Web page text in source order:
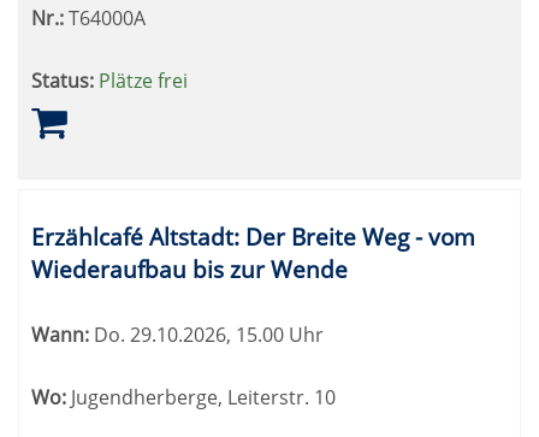
Nr.:T64000A
Status: Plätze frei
Erzählcafé Altstadt: Der Breite Weg - vom
Wiederaufbau bis zur Wende
Wann: Do. 29.10.2026, 15.00 Uhr
Wo: Jugendherberge, Leiterstr. 10